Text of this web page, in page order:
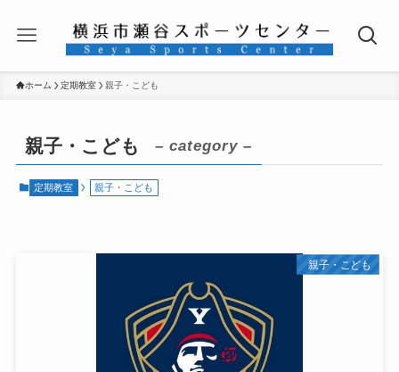
ホーム 定期教室 親子・こども
親子・こども – category –
定期教室 親子・こども
親子・こども